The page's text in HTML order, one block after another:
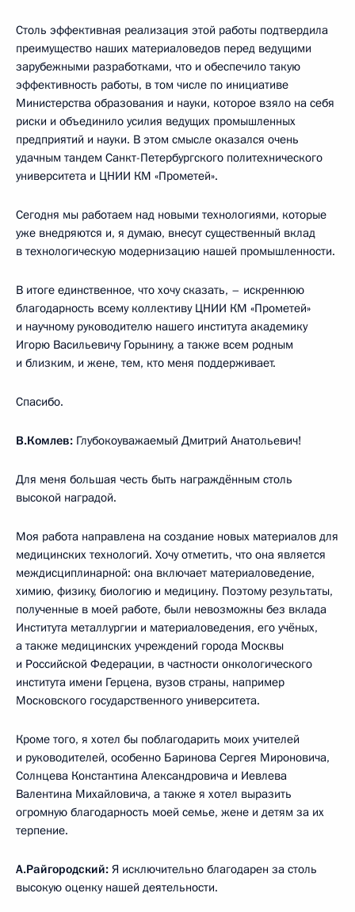
Столь эффективная реализация этой работы подтвердила
преимущество наших материаловедов перед ведущими
зарубежными разработками, что и обеспечило такую
эффективность работы, в том числе по инициативе
Министерства образования и науки, которое взяло на себя
риски и объединило усилия ведущих промышленных
предприятий и науки. В этом смысле оказался очень
удачным тандем Санкт-Петербургского политехнического
университета и ЦНИИ КМ «Прометей».
Сегодня мы работаем над новыми технологиями, которые
уже внедряются и, я думаю, внесут существенный вклад
в технологическую модернизацию нашей промышленности.
В итоге единственное, что хочу сказать, – искреннюю
благодарность всему коллективу ЦНИИ КМ «Прометей»
и научному руководителю нашего института академику
Игорю Васильевичу Горынину, а также всем родным
и близким, и жене, тем, кто меня поддерживает.
Спасибо.
В.Комлев: Глубокоуважаемый Дмитрий Анатольевич!
Для меня большая честь быть награждённым столь
высокой наградой.
Моя работа направлена на создание новых материалов для
медицинских технологий. Хочу отметить, что она является
междисциплинарной: она включает материаловедение,
химию, физику, биологию и медицину. Поэтому результаты,
полученные в моей работе, были невозможны без вклада
Института металлургии и материаловедения, его учёных,
а также медицинских учреждений города Москвы
и Российской Федерации, в частности онкологического
института имени Герцена, вузов страны, например
Московского государственного университета.
Кроме того, я хотел бы поблагодарить моих учителей
и руководителей, особенно Баринова Сергея Мироновича,
Солнцева Константина Александровича и Иевлева
Валентина Михайловича, а также я хотел выразить
огромную благодарность моей семье, жене и детям за их
терпение.
А.Райгородский: Я исключительно благодарен за столь
высокую оценку нашей деятельности.